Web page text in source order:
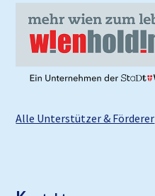
Alle Unterstützer & Förderer